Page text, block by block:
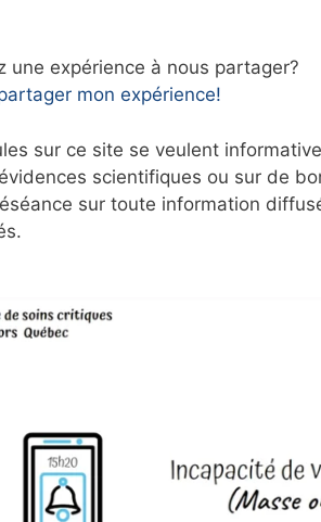
une expérience à nous partager?
mon expérience!
sur ce site se veulent
scientifiques ou sur de
sur toute information